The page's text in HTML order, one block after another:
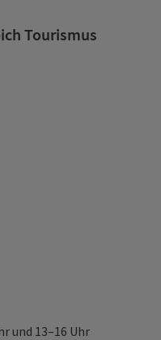
Tourismus
und 13–16 Uhr